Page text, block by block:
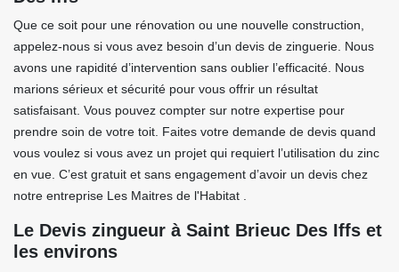
Que ce soit pour une rénovation ou une nouvelle construction,
appelez-nous si vous avez besoin d’un devis de zinguerie. Nous
avons une rapidité d’intervention sans oublier l’efficacité. Nous
marions sérieux et sécurité pour vous offrir un résultat
satisfaisant. Vous pouvez compter sur notre expertise pour
prendre soin de votre toit. Faites votre demande de devis quand
vous voulez si vous avez un projet qui requiert l’utilisation du zinc
en vue. C’est gratuit et sans engagement d’avoir un devis chez
notre entreprise Les Maitres de l'Habitat .
Le Devis zingueur à Saint Brieuc Des Iffs et
les environs